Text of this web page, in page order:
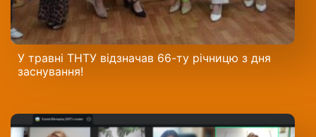
У травні ТНТУ відзначав 66-ту річницю з дня
заснування!